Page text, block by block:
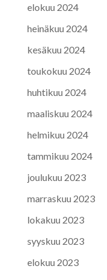
elokuu 2024
heinäkuu 2024
kesäkuu 2024
toukokuu 2024
huhtikuu 2024
maaliskuu 2024
helmikuu 2024
tammikuu 2024
joulukuu 2023
marraskuu 2023
lokakuu 2023
syyskuu 2023
elokuu 2023